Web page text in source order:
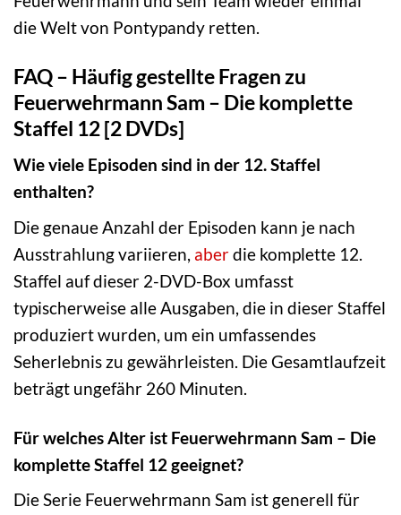
die Welt von Pontypandy retten.
FAQ – Häufig gestellte Fragen zu
Feuerwehrmann Sam – Die komplette
Staffel 12 [2 DVDs]
Wie viele Episoden sind in der 12. Staffel
enthalten?
Die genaue Anzahl der Episoden kann je nach
Ausstrahlung variieren, aberdie komplette 12.
Staffel auf dieser 2-DVD-Box umfasst
typischerweise alle Ausgaben, die in dieser Staffel
produziert wurden, um ein umfassendes
Seherlebnis zu gewährleisten. Die Gesamtlaufzeit
beträgt ungefähr 260 Minuten.
Für welches Alter ist Feuerwehrmann Sam – Die
komplette Staffel 12 geeignet?
Die Serie Feuerwehrmann Sam ist generell für